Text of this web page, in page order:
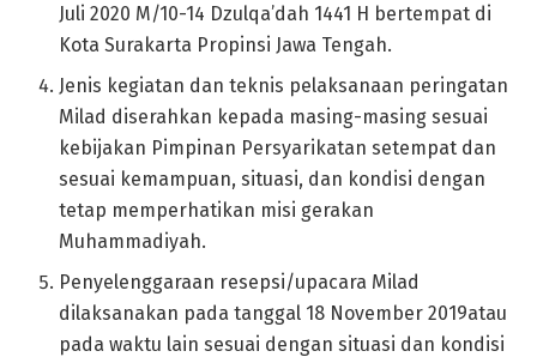
Juli 2020 M/10-14 Dzulqa’dah 1441 H bertempat di
Kota Surakarta Propinsi Jawa Tengah.
Jenis kegiatan dan teknis pelaksanaan peringatan
Milad diserahkan kepada masing-masing sesuai
kebijakan Pimpinan Persyarikatan setempat dan
sesuai kemampuan, situasi, dan kondisi dengan
tetap memperhatikan misi gerakan
Muhammadiyah.
Penyelenggaraan resepsi/upacara Milad
dilaksanakan pada tanggal 18 November 2019atau
pada waktu lain sesuai dengan situasi dan kondisi